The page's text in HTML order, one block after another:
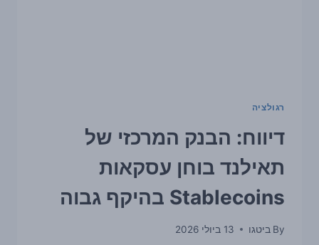
רגולציה
דיווח: הבנק המרכזי של
תאילנד בוחן עסקאות
Stablecoins בהיקף גבוה
By ביטגו 13 ביולי 2026